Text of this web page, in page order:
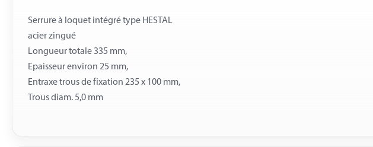
Serrure à loquet intégré type HESTAL
acier zingué
Longueur totale 335 mm,
Epaisseur environ 25 mm,
Entraxe trous de fixation 235 x 100 mm,
Trous diam. 5,0 mm